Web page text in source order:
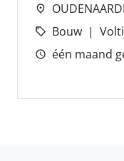
Bouw
één maand